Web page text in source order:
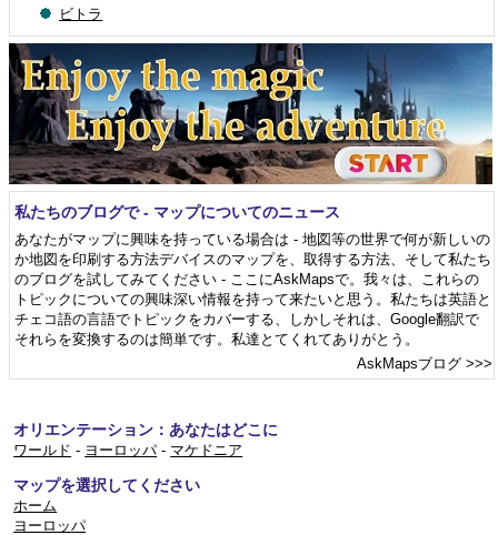
ビトラ
私たちのブログで - マップについてのニュース
あなたがマップに興味を持っている場合は - 地図等の世界で何が新しいの
か地図を印刷する方法デバイスのマップを、取得する方法、そして私たち
のブログを試してみてください - ここにAskMapsで。我々は、これらの
トピックについての興味深い情報を持って来たいと思う。私たちは英語と
チェコ語の言語でトピックをカバーする、しかしそれは、Google翻訳で
それらを変換するのは簡単です。私達とてくれてありがとう。
AskMapsブログ >>>
オリエンテーション：あなたはどこに
ワールド - ヨーロッパ - マケドニア
マップを選択してください
ホーム
ヨーロッパ